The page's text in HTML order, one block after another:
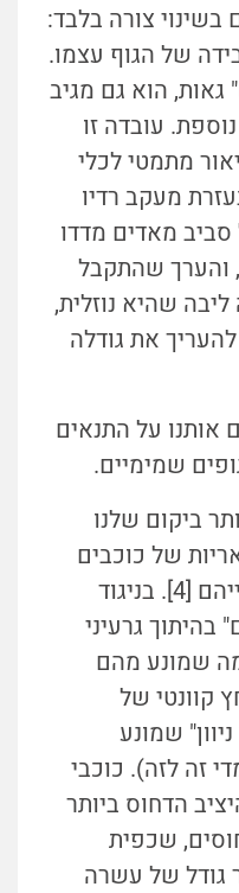
צורה בלבד:
של הגוף עצמו.
גאות, הוא גם מגיב
עובדה זו
מתמטי לכלי
מעקב רדיו
סביב מאדים מדדו
והערך שהתקבל
שהיא נוזלית,
את גודלה
אותנו על התנאים
שמימיים.
ביקום שלנו
של כוכבים
מסיביים שקורסים בסוף חייהם [4]. בניגוד
גרעיני
שמונע מהם
קוונטי של
שמונע
זה לזה). כוכבי
הדחוס ביותר
שכפית
גודל של עשרה